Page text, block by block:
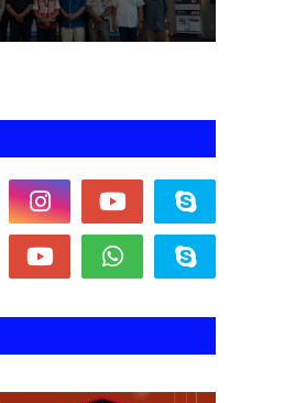
Standar Pelayanan